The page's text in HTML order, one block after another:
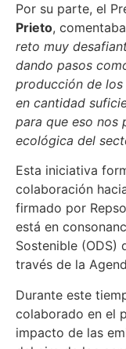
Por su parte, el
Prieto,
reto muy
dando pasos
producción de
en cantidad
para que eso nos
ecológica del
Esta iniciativa
colaboración
firmado por
está en
Sostenible (ODS)
través de la
Durante este
colaborado en el
impacto de las